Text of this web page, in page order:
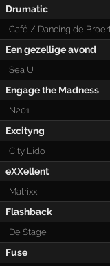
Drumatic
Café / Dancing de
Een gezellige avond
Sea U
Engage the Madness
N201
Excityng
City Lido
eXXellent
Matrixx
Flashback
De Stage
Fuse